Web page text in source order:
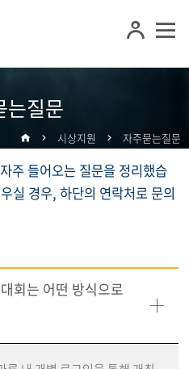
는질문
시상지원 자주묻는질문
주 들어오는 질문을 정리했습
실 경우, 하단의 연락처로 문의
회는 어떤 방식으로